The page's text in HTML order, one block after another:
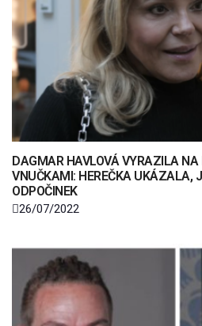
DAGMAR HAVLOVÁ VYRAZILA NA
VNUČKAMI: HEREČKA UKÁZALA,
ODPOČINEK
26/07/2022